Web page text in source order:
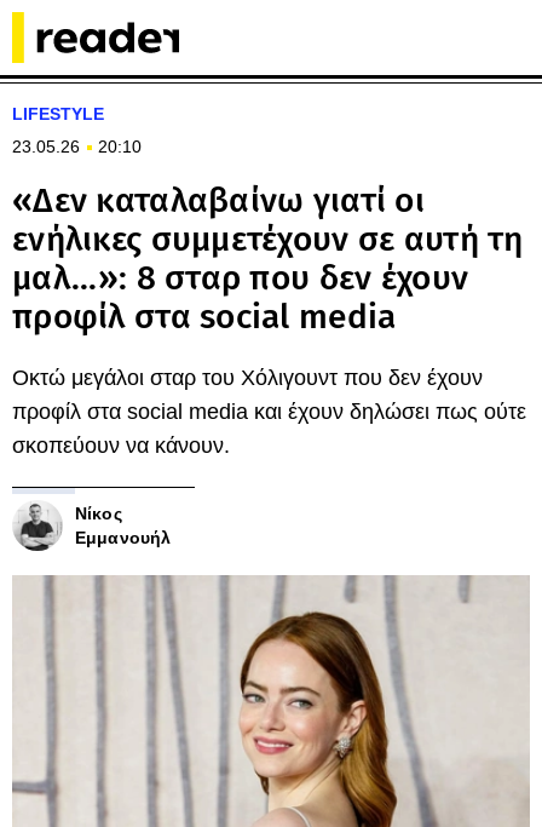
LIFESTYLE
23.05.26
20:10
«Δεν καταλαβαίνω γιατί οι
ενήλικες συμμετέχουν σε αυτή τη
μαλ...»: 8 σταρ που δεν έχουν
προφίλ στα social media
Οκτώ μεγάλοι σταρ του Χόλιγουντ που δεν έχουν
προφίλ στα social media και έχουν δηλώσει πως ούτε
σκοπεύουν να κάνουν.
Νίκος
Εμμανουήλ